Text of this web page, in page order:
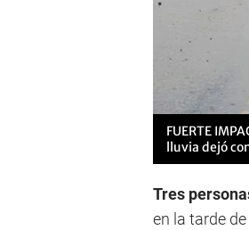
FUERTE
lluvia dejó
Tres
en la tarde